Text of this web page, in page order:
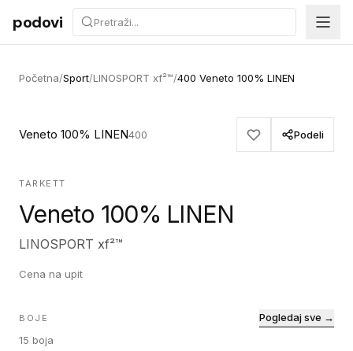
Preskoči na sadržaj
podovi
Početna/Sport/LINOSPORT xf²™/400 Veneto 100% LINEN
Veneto 100% LINEN400 Podeli
TARKETT
Veneto 100% LINEN
LINOSPORT xf²™
Cena na upit
BOJE
15 boja
Pogledaj sve →